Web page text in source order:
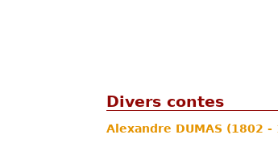
Divers contes
Alexandre DUMAS (1802 -